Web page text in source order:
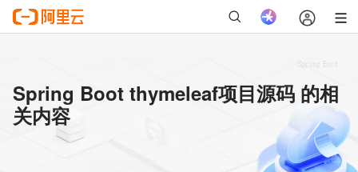
Spring Boot thymeleaf项目源码 的相
关内容